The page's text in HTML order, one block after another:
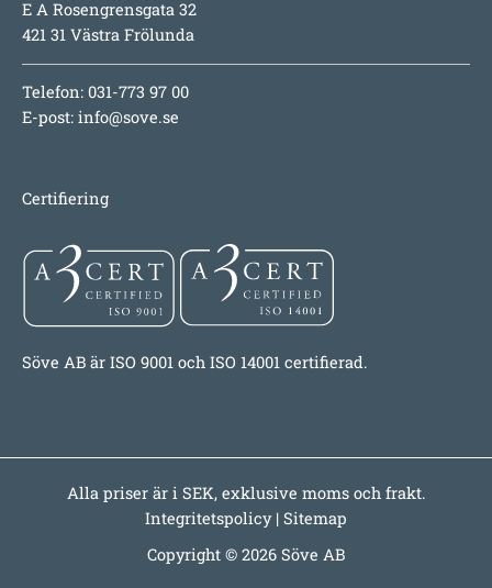
E A Rosengrensgata 32
421 31 Västra Frölunda
Telefon: 031-773 97 00
E-post: info@sove.se
Certifiering
Söve AB är ISO 9001 och ISO 14001 certifierad.
Alla priser är i SEK, exklusive moms och frakt.
Integritetspolicy| Sitemap
Copyright © 2026 Söve AB